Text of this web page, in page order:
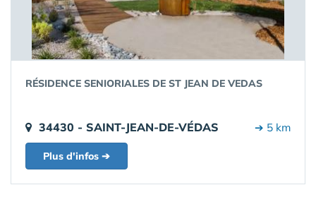
RÉSIDENCE SENIORIALES DE ST JEAN DE VEDAS
34430 - SAINT-JEAN-DE-VÉDAS ➔ 5 km
Plus d'infos ➔